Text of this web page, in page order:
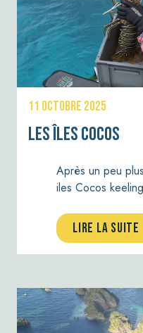
11 OCTOBRE 2025
Les îles Cocos
Après un peu
iles Cocos
LIRE LA SUITE